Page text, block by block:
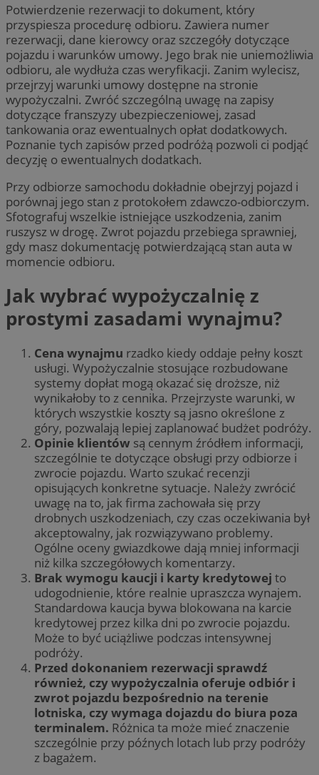
Potwierdzenie rezerwacji to dokument, który
przyspiesza procedurę odbioru. Zawiera numer
rezerwacji, dane kierowcy oraz szczegóły dotyczące
pojazdu i warunków umowy. Jego brak nie uniemożliwia
odbioru, ale wydłuża czas weryfikacji. Zanim wylecisz,
przejrzyj warunki umowy dostępne na stronie
wypożyczalni. Zwróć szczególną uwagę na zapisy
dotyczące franszyzy ubezpieczeniowej, zasad
tankowania oraz ewentualnych opłat dodatkowych.
Poznanie tych zapisów przed podróżą pozwoli ci podjąć
decyzję o ewentualnych dodatkach.
Przy odbiorze samochodu dokładnie obejrzyj pojazd i
porównaj jego stan z protokołem zdawczo-odbiorczym.
Sfotografuj wszelkie istniejące uszkodzenia, zanim
ruszysz w drogę. Zwrot pojazdu przebiega sprawniej,
gdy masz dokumentację potwierdzającą stan auta w
momencie odbioru.
Jak wybrać wypożyczalnię z
prostymi zasadami wynajmu?
Cena wynajmu rzadko kiedy oddaje pełny koszt
usługi. Wypożyczalnie stosujące rozbudowane
systemy dopłat mogą okazać się droższe, niż
wynikałoby to z cennika. Przejrzyste warunki, w
których wszystkie koszty są jasno określone z
góry, pozwalają lepiej zaplanować budżet podróży.
Opinie klientów są cennym źródłem informacji,
szczególnie te dotyczące obsługi przy odbiorze i
zwrocie pojazdu. Warto szukać recenzji
opisujących konkretne sytuacje. Należy zwrócić
uwagę na to, jak firma zachowała się przy
drobnych uszkodzeniach, czy czas oczekiwania był
akceptowalny, jak rozwiązywano problemy.
Ogólne oceny gwiazdkowe dają mniej informacji
niż kilka szczegółowych komentarzy.
Brak wymogu kaucji i karty kredytowej to
udogodnienie, które realnie upraszcza wynajem.
Standardowa kaucja bywa blokowana na karcie
kredytowej przez kilka dni po zwrocie pojazdu.
Może to być uciążliwe podczas intensywnej
podróży.
Przed dokonaniem rezerwacji sprawdź
również, czy wypożyczalnia oferuje odbiór i
zwrot pojazdu bezpośrednio na terenie
lotniska, czy wymaga dojazdu do biura poza
terminalem. Różnica ta może mieć znaczenie
szczególnie przy późnych lotach lub przy podróży
z bagażem.